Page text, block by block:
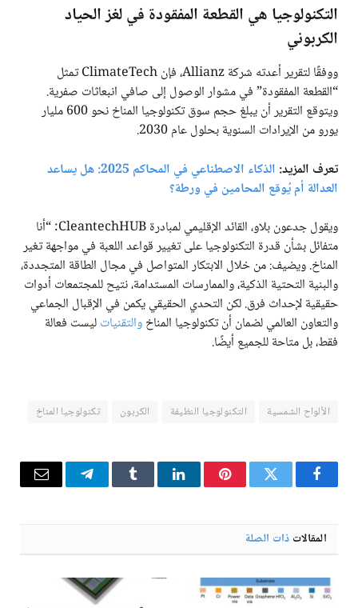
التكنولوجيا هي القطعة المفقودة في لغز الحياد
الكربوني
ووفقًا لتقرير أعدته شركة Allianz، فإن ClimateTech تمثل
“القطعة المفقودة” في مشوار الوصول إلى صافي انبعاثات صفرية.
ويتوقع التقرير أن يبلغ حجم سوق تكنولوجيا المناخ نحو 600 مليار
يورو من الإيرادات السنوية بحلول عام 2030.
تعرف المزيد:
الذكاء الاصطناعي في المحاكم 2025: هل يساعد
العدالة أم يُوقع المحامين في ورطة؟
ويقول جدعون بلاو، القائد الإقليمي لمبادرة CleantechHUB: “أنا
متفائل بشأن قدرة التكنولوجيا على تغيير قواعد اللعبة في مواجهة تغير
المناخ. ويضيف: من خلال الابتكار المتواصل في مجال الطاقة المتجددة،
والبنية التحتية الذكية، والممارسات المستدامة، نتيح للمجتمعات أدوات
حقيقية لإحداث فرق. لكن التحدي الحقيقي يكمن في الإقبال الجماعي
والتعاون العالمي لضمان أن تكنولوجيا المناخوالتقنياتليست فعالة
فقط، بل متاحة للجميع أيضًا.
الألواح الشمسية التكنولوجيا النظيفة الكربون تكنولوجيا المناخ
فيسبوكتويتر بينتيريستلينكدإن Tumblr تيلقرام البريد
المقالات ذات الصلة